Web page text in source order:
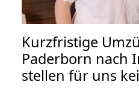
Kurzfristige
Paderborn nach
stellen für uns